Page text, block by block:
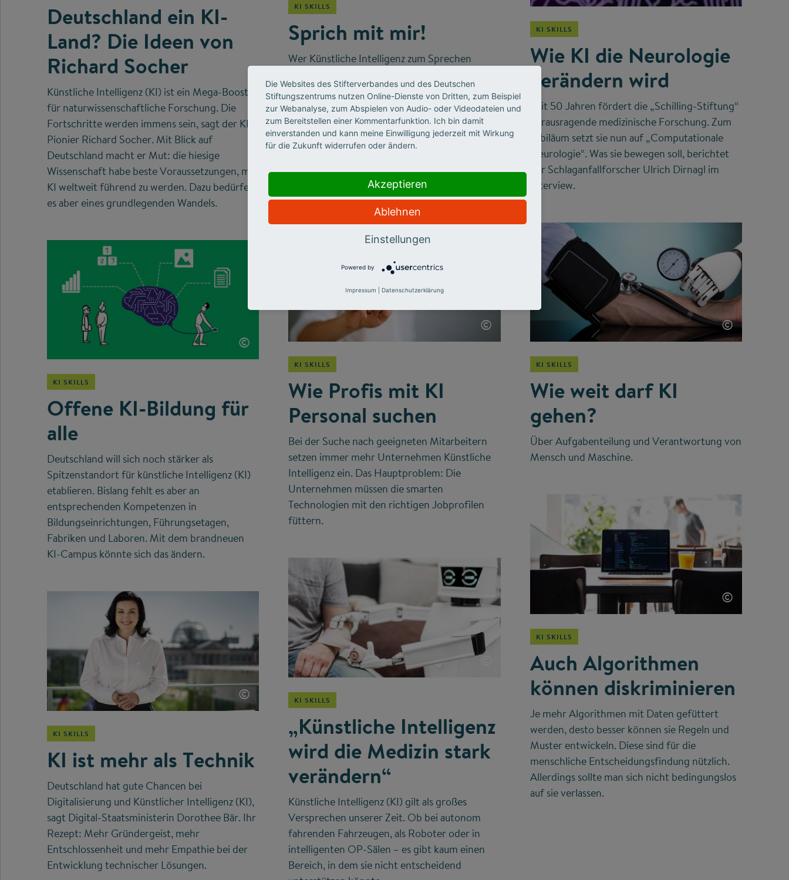
Deutschland ein KI-
Land? Die Ideen von
Richard Socher
Künstliche Intelligenz (KI) ist ein Mega-Booster
für naturwissenschaftliche Forschung. Die
Fortschritte werden immens sein, sagt der KI-
Pionier Richard Socher. Mit Blick auf
Deutschland macht er Mut: die hiesige
Wissenschaft habe beste Voraussetzungen, mit
KI weltweit führend zu werden. Dazu bedürfe
es aber eines grundlegenden Wandels.
KI SKILLS
Sprich mit mir!
Wer Künstliche Intelligenz zum Sprechen
Im „Prompt-Labor“ des Stifterverbandes
können Hochschullehrer und -lehrerinnen
erfahren, wie man KI-Sprachmodelle
erfolgreich nutzt. Anika Limburg (Hochschule
RheinMain) und Stefan Göllner (KI-Campus |
Stifterverband) berichten im Interview über
die ersten Erfahrungen.
KI SKILLS
Wie KI die Neurologie
verändern wird
Seit 50 Jahren fördert die „Schilling-Stiftung“
herausragende medizinische Forschung. Zum
Jubiläum setzt sie nun auf „Computationale
Neurologie“. Was sie bewegen soll, berichtet
der Schlaganfallforscher Ulrich Dirnagl im
Interview.
©
KI SKILLS
Offene KI-Bildung für
alle
Deutschland will sich noch stärker als
Spitzenstandort für künstliche Intelligenz (KI)
etablieren. Bislang fehlt es aber an
entsprechenden Kompetenzen in
Bildungseinrichtungen, Führungsetagen,
Fabriken und Laboren. Mit dem brandneuen
KI-Campus könnte sich das ändern.
©
KI SKILLS
Wie Profis mit KI
Personal suchen
Bei der Suche nach geeigneten Mitarbeitern
setzen immer mehr Unternehmen Künstliche
Intelligenz ein. Das Hauptproblem: Die
Unternehmen müssen die smarten
Technologien mit den richtigen Jobprofilen
füttern.
©
KI SKILLS
Wie weit darf KI
gehen?
Über Aufgabenteilung und Verantwortung von
Mensch und Maschine.
©
KI SKILLS
KI ist mehr als Technik
Deutschland hat gute Chancen bei
Digitalisierung und Künstlicher Intelligenz (KI),
sagt Digital-Staatsministerin Dorothee Bär. Ihr
Rezept: Mehr Gründergeist, mehr
Entschlossenheit und mehr Empathie bei der
Entwicklung technischer Lösungen.
©
KI SKILLS
„Künstliche Intelligenz
wird die Medizin stark
verändern“
Künstliche Intelligenz (KI) gilt als großes
Versprechen unserer Zeit. Ob bei autonom
fahrenden Fahrzeugen, als Roboter oder in
intelligenten OP-Sälen – es gibt kaum einen
Bereich, in dem sie nicht entscheidend
©
KI SKILLS
Auch Algorithmen
können diskriminieren
Je mehr Algorithmen mit Daten gefüttert
werden, desto besser können sie Regeln und
Muster entwickeln. Diese sind für die
menschliche Entscheidungsfindung nützlich.
Allerdings sollte man sich nicht bedingungslos
auf sie verlassen.
Die Websites des Stifterverbandes und des Deutschen
Stiftungszentrums nutzen Online-Dienste von Dritten, zum Beispiel
zur Webanalyse, zum Abspielen von Audio- oder Videodateien und
zum Bereitstellen einer Kommentarfunktion. Ich bin damit
einverstanden und kann meine Einwilligung jederzeit mit Wirkung
für die Zukunft widerrufen oder ändern.
Akzeptieren
Ablehnen
Einstellungen
Powered by
Impressum Datenschutzerklärung